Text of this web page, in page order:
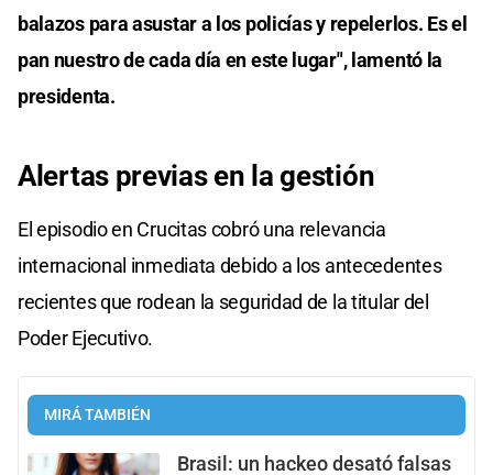
balazos para asustar a los policías y repelerlos. Es el
pan nuestro de cada día en este lugar", lamentó la
presidenta.
Alertas previas en la gestión
El episodio en Crucitas cobró una relevancia
internacional inmediata debido a los antecedentes
recientes que rodean la seguridad de la titular del
Poder Ejecutivo.
MIRÁ TAMBIÉN
Brasil: un hackeo desató falsas